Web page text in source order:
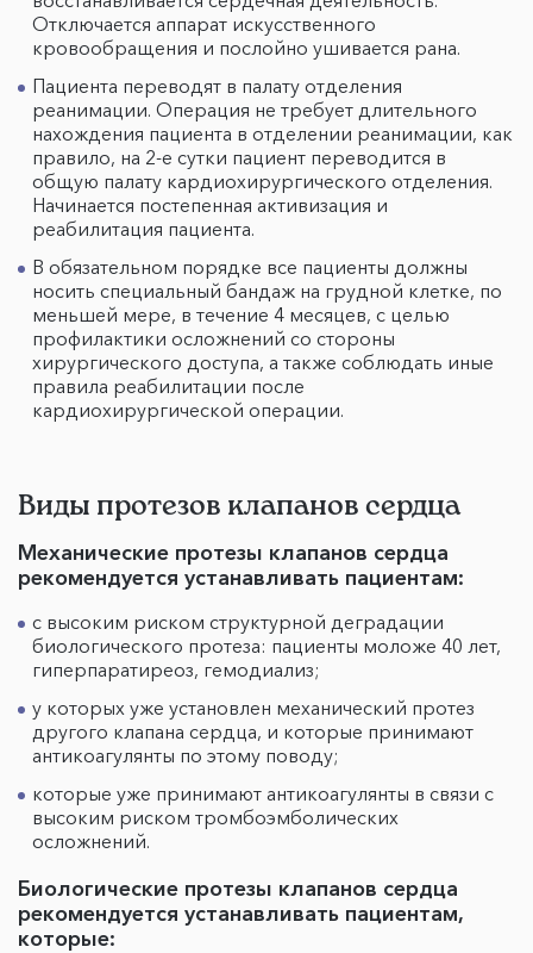
Отключается аппарат искусственного
кровообращения и послойно ушивается рана.
Пациента переводят в палату отделения
реанимации. Операция не требует длительного
нахождения пациента в отделении реанимации, как
правило, на 2-е сутки пациент переводится в
общую палату кардиохирургического отделения.
Начинается постепенная активизация и
реабилитация пациента.
В обязательном порядке все пациенты должны
носить специальный бандаж на грудной клетке, по
меньшей мере, в течение 4 месяцев, с целью
профилактики осложнений со стороны
хирургического доступа, а также соблюдать иные
правила реабилитации после
кардиохирургической операции.
Виды протезов клапанов сердца
Механические протезы клапанов сердца
рекомендуется устанавливать пациентам:
с высоким риском структурной деградации
биологического протеза: пациенты моложе 40 лет,
гиперпаратиреоз, гемодиализ;
у которых уже установлен механический протез
другого клапана сердца, и которые принимают
антикоагулянты по этому поводу;
которые уже принимают антикоагулянты в связи с
высоким риском тромбоэмболических
осложнений.
Биологические протезы клапанов сердца
рекомендуется устанавливать пациентам,
которые: